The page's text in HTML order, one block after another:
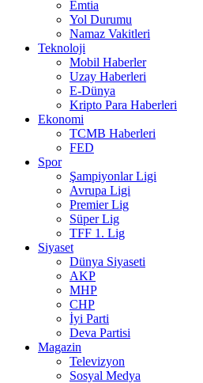
Emtia
Yol Durumu
Namaz Vakitleri
Teknoloji
Mobil Haberler
Uzay Haberleri
E-Dünya
Kripto Para Haberleri
Ekonomi
TCMB Haberleri
FED
Spor
Şampiyonlar Ligi
Avrupa Ligi
Premier Lig
Süper Lig
TFF 1. Lig
Siyaset
Dünya Siyaseti
AKP
MHP
CHP
İyi Parti
Deva Partisi
Magazin
Televizyon
Sosyal Medya